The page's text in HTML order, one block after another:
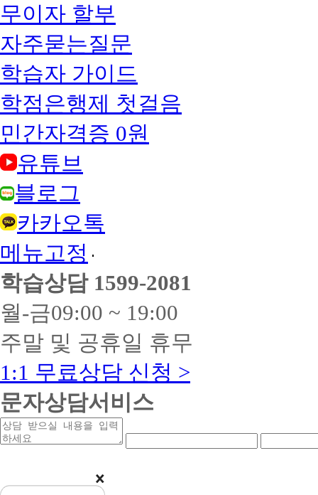
무이자 할부
자주묻는질문
학습자 가이드
학점은행제 첫걸음
민간자격증 0원
유튜브
블로그
카카오톡
메뉴고정
학습상담 1599-2081
월-금09:00 ~ 19:00
주말 및 공휴일 휴무
1:1 무료상담 신청 >
문자상담서비스
상
담
용
락
처
락
처